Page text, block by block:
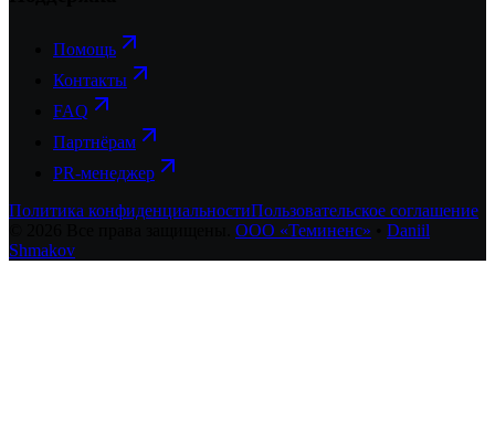
Помощь
Контакты
FAQ
Партнёрам
PR-менеджер
Политика конфиденциальностиПользовательское соглашение
ООО «Теминенс»
Daniil
Shmakov